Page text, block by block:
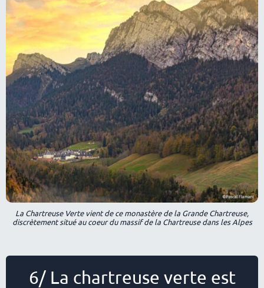
La Chartreuse Verte vient de ce monastère de la Grande Chartreuse,
discrètement situé au coeur du massif de la Chartreuse dans les Alpes
6/ La chartreuse verte est